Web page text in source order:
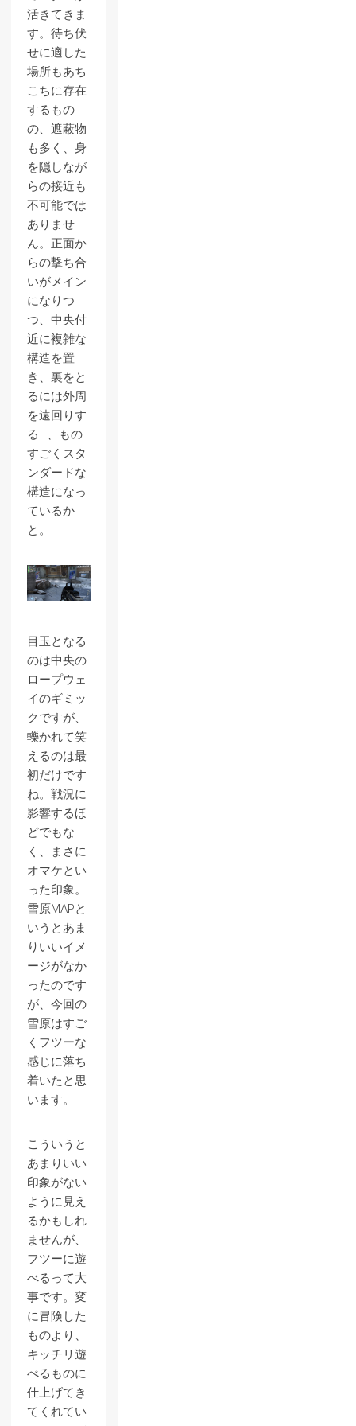
活きてきま
す。待ち伏
せに適した
場所もあち
こちに存在
するもの
の、遮蔽物
も多く、身
を隠しなが
らの接近も
不可能では
ありませ
ん。正面か
らの撃ち合
いがメイン
になりつ
つ、中央付
近に複雑な
構造を置
き、裏をと
るには外周
を遠回りす
る…、もの
すごくスタ
ンダードな
構造になっ
ているか
と。
目玉となる
のは中央の
ロープウェ
イのギミッ
クですが、
轢かれて笑
えるのは最
初だけです
ね。戦況に
影響するほ
どでもな
く、まさに
オマケとい
った印象。
雪原MAPと
いうとあま
りいいイメ
ージがなか
ったのです
が、今回の
雪原はすご
くフツーな
感じに落ち
着いたと思
います。
こういうと
あまりいい
印象がない
ように見え
るかもしれ
ませんが、
フツーに遊
べるって大
事です。変
に冒険した
ものより、
キッチリ遊
べるものに
仕上げてき
てくれてい